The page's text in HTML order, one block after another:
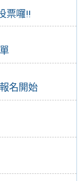
票囉!!
名開始